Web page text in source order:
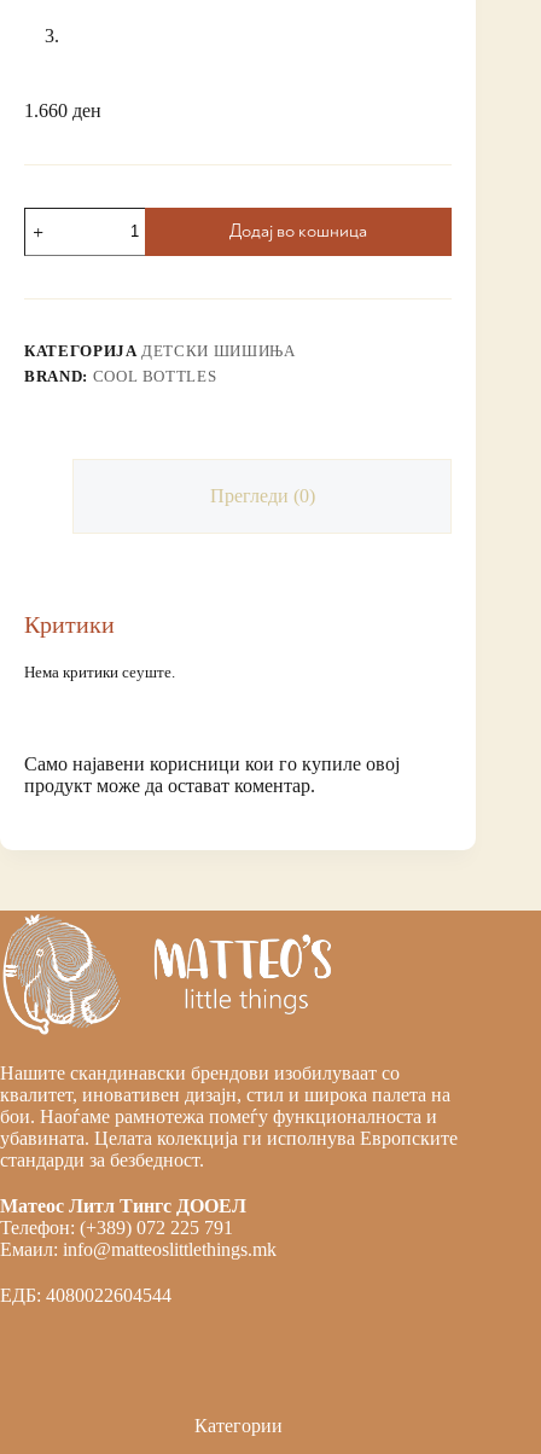
1.660 ден
Додај во кошница
КАТЕГОРИЈА ДЕТСКИ ШИШИЊА
BRAND: COOL BOTTLES
Прегледи (0)
Критики
Нема критики сеуште.
Само најавени корисници кои го купиле овој
продукт може да остават коментар.
Нашите скандинавски брендови изобилуваат со
квалитет, иновативен дизајн, стил и широка палета на
бои. Наоѓаме рамнотежа помеѓу функционалноста и
убавината. Целата колекција ги исполнува Европските
стандарди за безбедност.
Матеос Литл Тингс ДООЕЛ
Телефон: (+389) 072 225 791
Емаил: info@matteoslittlethings.mk
ЕДБ: 4080022604544
Категории